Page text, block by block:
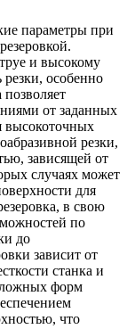
параметры при
и высокому
особенно
от заданных
высокоточных
резки,
зависящей от
случаях может
для
в свою
по
до
зависит от
станка и
форм
что